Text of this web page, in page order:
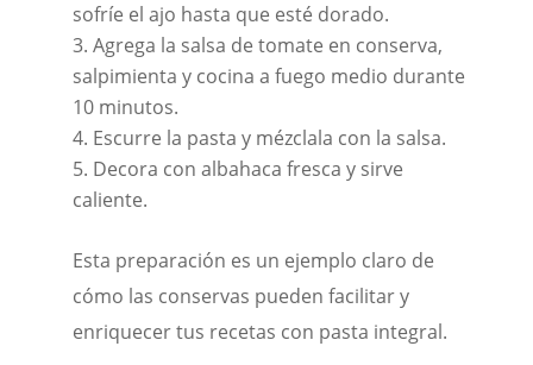
sofríe el ajo hasta que esté dorado.
Agrega la salsa de tomate en conserva,
salpimienta y cocina a fuego medio durante
10 minutos.
Escurre la pasta y mézclala con la salsa.
Decora con albahaca fresca y sirve
caliente.
Esta preparación es un ejemplo claro de
cómo las conservas pueden facilitar y
enriquecer tus recetas con pasta integral.